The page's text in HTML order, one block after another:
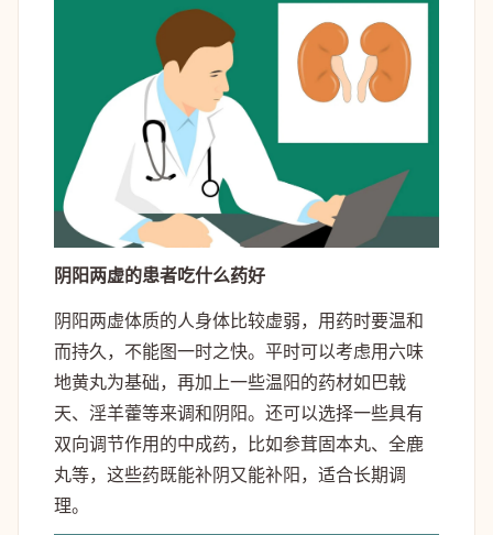
阴阳两虚的患者吃什么药好
阴阳两虚体质的人身体比较虚弱，用药时要温和
而持久，不能图一时之快。平时可以考虑用六味
地黄丸为基础，再加上一些温阳的药材如巴戟
天、淫羊藿等来调和阴阳。还可以选择一些具有
双向调节作用的中成药，比如参茸固本丸、全鹿
丸等，这些药既能补阴又能补阳，适合长期调
理。